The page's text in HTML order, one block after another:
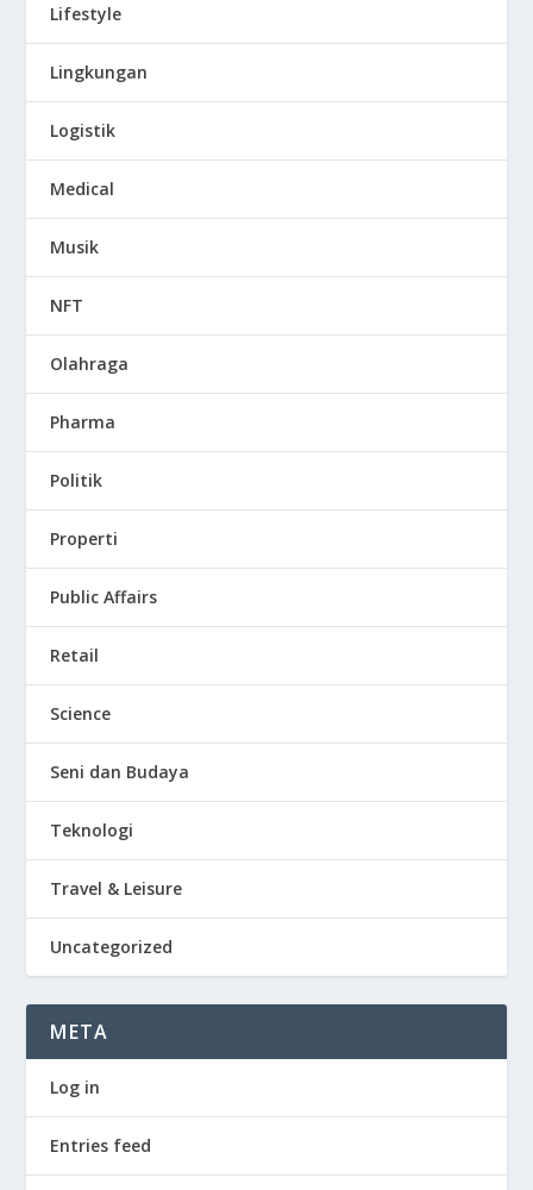
Lifestyle
Lingkungan
Logistik
Medical
Musik
NFT
Olahraga
Pharma
Politik
Properti
Public Affairs
Retail
Science
Seni dan Budaya
Teknologi
Travel & Leisure
Uncategorized
META
Log in
Entries feed